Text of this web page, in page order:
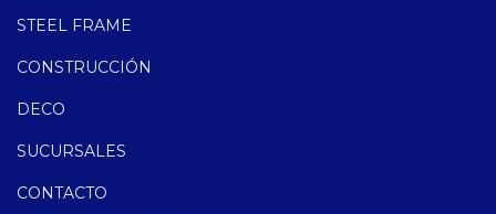
STEEL FRAME
CONSTRUCCIÓN
DECO
SUCURSALES
CONTACTO